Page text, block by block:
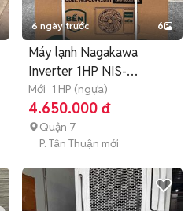
6 ngày trước 6
Máy lạnh Nagakawa
Inverter 1HP NIS-
C09R2U51
Mới 1 HP (ngựa)
4.650.000 đ
Quận 7
P. Tân Thuận mới